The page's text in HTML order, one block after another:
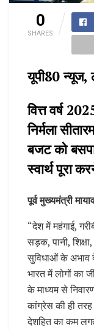
0
SHARES
यूपी80
वित्त वर्ष
निर्मला
बजट को बसपा
स्वार्थ पूरा
पूर्व मुख्यमंत्री
“देश में महंगाई,
सड़क, पानी,
सुविधाओं के अभाव
भारत में लोगों का
के माध्यम से
कांग्रेस की ही
देशहित का कम